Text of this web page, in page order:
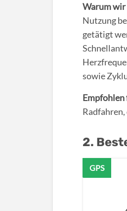
Warum wir
Nutzung
getätigt
sowie
Empfohlen
2.
GPS